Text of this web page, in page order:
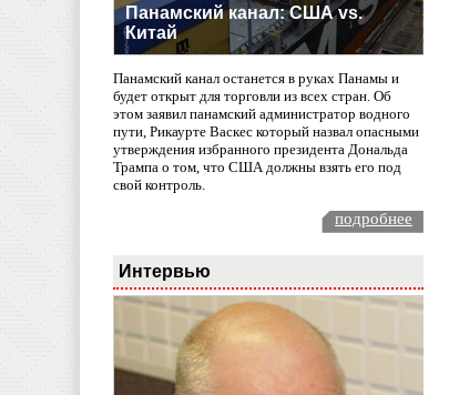
Панамский канал: США vs.
Китай
Панамский канал останется в руках Панамы и
будет открыт для торговли из всех стран. Об
этом заявил панамский администратор водного
пути, Рикаурте Васкес который назвал опасными
утверждения избранного президента Дональда
Трампа о том, что США должны взять его под
свой контроль.
подробнее
Интервью